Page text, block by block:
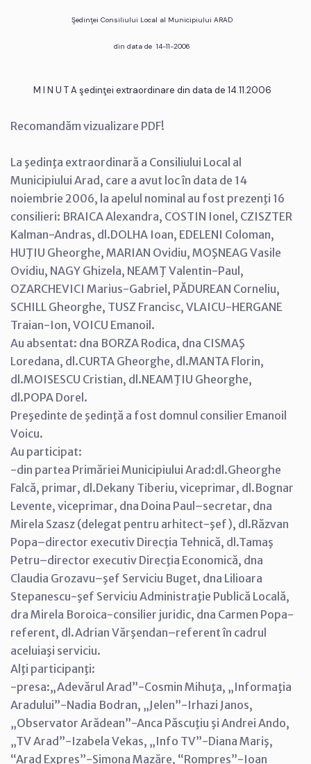
Şedinţei Consiliului Local al Municipiului ARAD
din data de 14-11-2006
M I N U T A şedinţei extraordinare din data de 14.11.2006
Recomandăm vizualizare PDF!
La şedinţa extraordinară a Consiliului Local al
Municipiului Arad, care a avut loc în data de 14
noiembrie 2006, la apelul nominal au fost prezenţi 16
consilieri: BRAICA Alexandra, COSTIN Ionel, CZISZTER
Kalman-Andras, dl.DOLHA Ioan, EDELENI Coloman,
HUŢIU Gheorghe, MARIAN Ovidiu, MOŞNEAG Vasile
Ovidiu, NAGY Ghizela, NEAMŢ Valentin-Paul,
OZARCHEVICI Marius-Gabriel, PĂDUREAN Corneliu,
SCHILL Gheorghe, TUSZ Francisc, VLAICU-HERGANE
Traian-Ion, VOICU Emanoil.
Au absentat: dna BORZA Rodica, dna CISMAŞ
Loredana, dl.CURTA Gheorghe, dl.MANTA Florin,
dl.MOISESCU Cristian, dl.NEAMŢIU Gheorghe,
dl.POPA Dorel.
Preşedinte de şedinţă a fost domnul consilier Emanoil
Voicu.
Au participat:
-din partea Primăriei Municipiului Arad:dl.Gheorghe
Falcă, primar, dl.Dekany Tiberiu, viceprimar, dl.Bognar
Levente, viceprimar, dna Doina Paul–secretar, dna
Mirela Szasz (delegat pentru arhitect-şef), dl.Răzvan
Popa–director executiv Direcţia Tehnică, dl.Tamaş
Petru–director executiv Direcţia Economică, dna
Claudia Grozavu–şef Serviciu Buget, dna Lilioara
Stepanescu-şef Serviciu Administraţie Publică Locală,
dra Mirela Boroica-consilier juridic, dna Carmen Popa-
referent, dl.Adrian Vărşendan–referent în cadrul
aceluiaşi serviciu.
Alţi participanţi:
-presa:„Adevărul Arad”-Cosmin Mihuţa, „Informaţia
Aradului”-Nadia Bodran, „Jelen”-Irhazi Janos,
„Observator Arădean”-Anca Păscuţiu şi Andrei Ando,
„TV Arad”-Izabela Vekas, „Info TV”-Diana Mariş,
“Arad Expres”-Simona Mazăre, “Rompres”-Ioan